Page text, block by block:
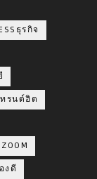
ธุรกิจ
ทรนด์ฮิต
ZOOM
งดี